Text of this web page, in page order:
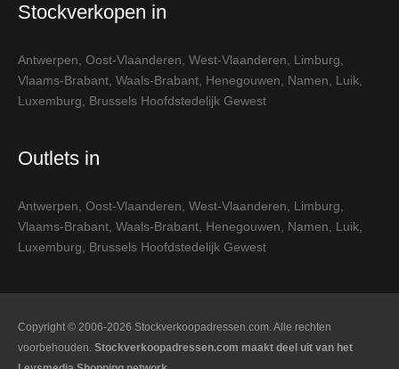
Stockverkopen in
Antwerpen Oost-Vlaanderen West-Vlaanderen Limburg
Vlaams-Brabant Waals-Brabant Henegouwen Namen Luik
Luxemburg
Brussels Hoofdstedelijk Gewest
Outlets in
Antwerpen Oost-Vlaanderen West-Vlaanderen Limburg
Vlaams-Brabant Waals-Brabant Henegouwen Namen Luik
Luxemburg
Brussels Hoofdstedelijk Gewest
Copyright © 2006-2026 Stockverkoopadressen.com. Alle rechten
voorbehouden. Stockverkoopadressen.com maakt deel uit van het